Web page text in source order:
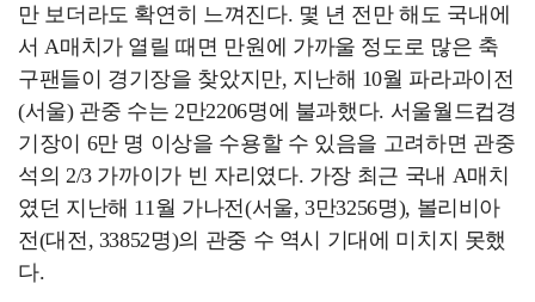
만 보더라도 확연히 느껴진다. 몇 년 전만 해도 국내에
서 A매치가 열릴 때면 만원에 가까울 정도로 많은 축
구팬들이 경기장을 찾았지만, 지난해 10월 파라과이전
(서울) 관중 수는 2만2206명에 불과했다. 서울월드컵경
기장이 6만 명 이상을 수용할 수 있음을 고려하면 관중
석의 2/3 가까이가 빈 자리였다. 가장 최근 국내 A매치
였던 지난해 11월 가나전(서울, 3만3256명), 볼리비아
전(대전, 33852명)의 관중 수 역시 기대에 미치지 못했
다.